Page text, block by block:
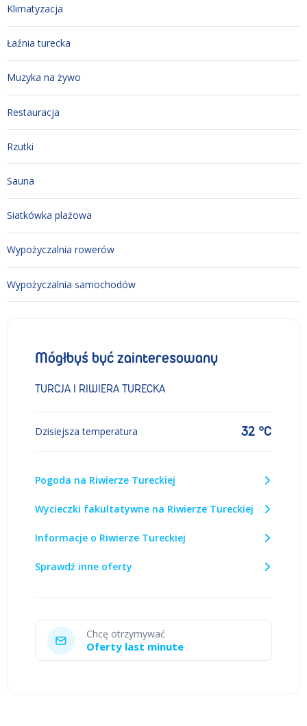
Klimatyzacja
Łaźnia turecka
Muzyka na żywo
Restauracja
Rzutki
Sauna
Siatkówka plażowa
Wypożyczalnia rowerów
Wypożyczalnia samochodów
Mógłbyś być zainteresowany
TURCJA I RIWIERA TURECKA
Dzisiejsza temperatura 32 °C
Pogoda na Riwierze Tureckiej
Wycieczki fakultatywne na Riwierze Tureckiej
Informacje o Riwierze Tureckiej
Sprawdź inne oferty
Chcę otrzymywać
Oferty last minute